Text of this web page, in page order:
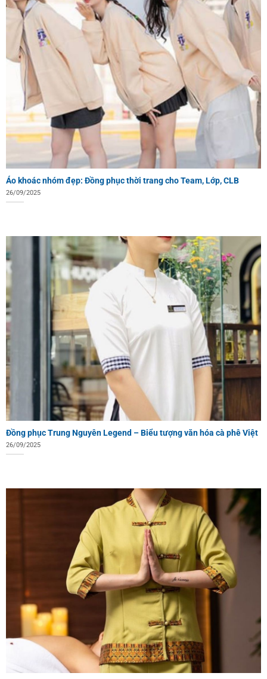
Áo khoác nhóm đẹp: Đồng phục thời trang cho Team, Lớp, CLB
26/09/2025
Đồng phục Trung Nguyên Legend – Biểu tượng văn hóa cà phê Việt
26/09/2025